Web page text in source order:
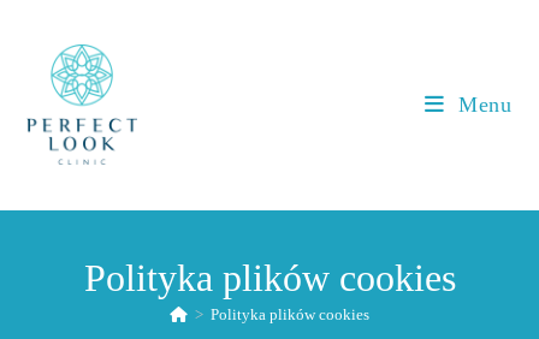
Menu
Polityka plików cookies
> Polityka plików cookies